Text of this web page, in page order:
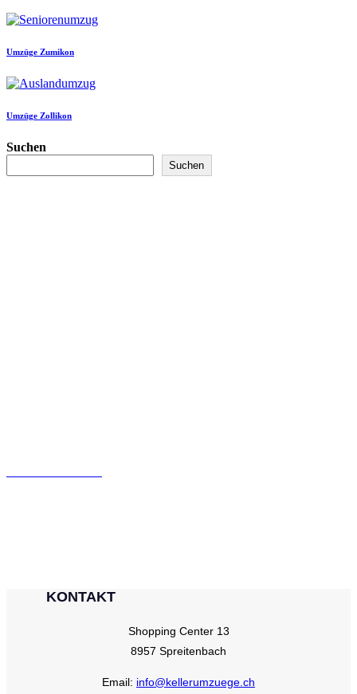
Umzüge Zumikon
Umzüge Zollikon
Suchen
Suchen
KONTAKT
Shopping Center 13
8957 Spreitenbach
Email: info@kellerumzuege.ch